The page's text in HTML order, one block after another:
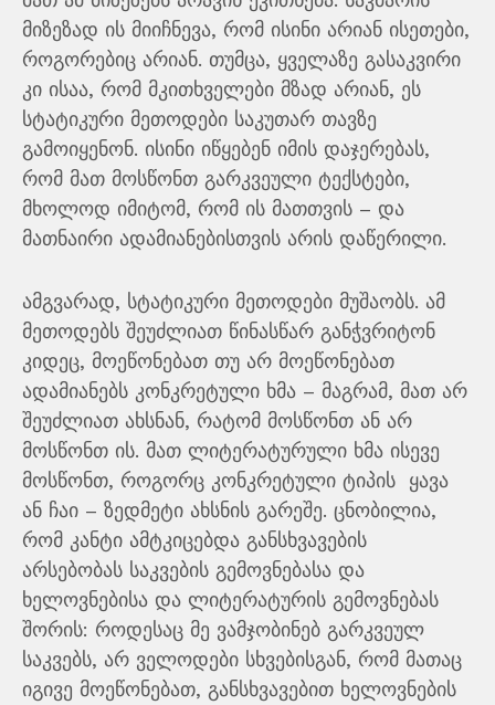
მიზეზად ის მიიჩნევა, რომ ისინი არიან ისეთები,
როგორებიც არიან. თუმცა, ყველაზე გასაკვირი
კი ისაა, რომ მკითხველები მზად არიან, ეს
სტატიკური მეთოდები საკუთარ თავზე
გამოიყენონ. ისინი იწყებენ იმის დაჯერებას,
რომ მათ მოსწონთ გარკვეული ტექსტები,
მხოლოდ იმიტომ, რომ ის მათთვის – და
მათნაირი ადამიანებისთვის არის დაწერილი.
ამგვარად, სტატიკური მეთოდები მუშაობს. ამ
მეთოდებს შეუძლიათ წინასწარ განჭვრიტონ
კიდეც, მოეწონებათ თუ არ მოეწონებათ
ადამიანებს კონკრეტული ხმა – მაგრამ, მათ არ
შეუძლიათ ახსნან, რატომ მოსწონთ ან არ
მოსწონთ ის. მათ ლიტერატურული ხმა ისევე
მოსწონთ, როგორც კონკრეტული ტიპის ყავა
ან ჩაი – ზედმეტი ახსნის გარეშე. ცნობილია,
რომ კანტი ამტკიცებდა განსხვავების
არსებობას საკვების გემოვნებასა და
ხელოვნებისა და ლიტერატურის გემოვნებას
შორის: როდესაც მე ვამჯობინებ გარკვეულ
საკვებს, არ ველოდები სხვებისგან, რომ მათაც
იგივე მოეწონებათ, განსხვავებით ხელოვნების